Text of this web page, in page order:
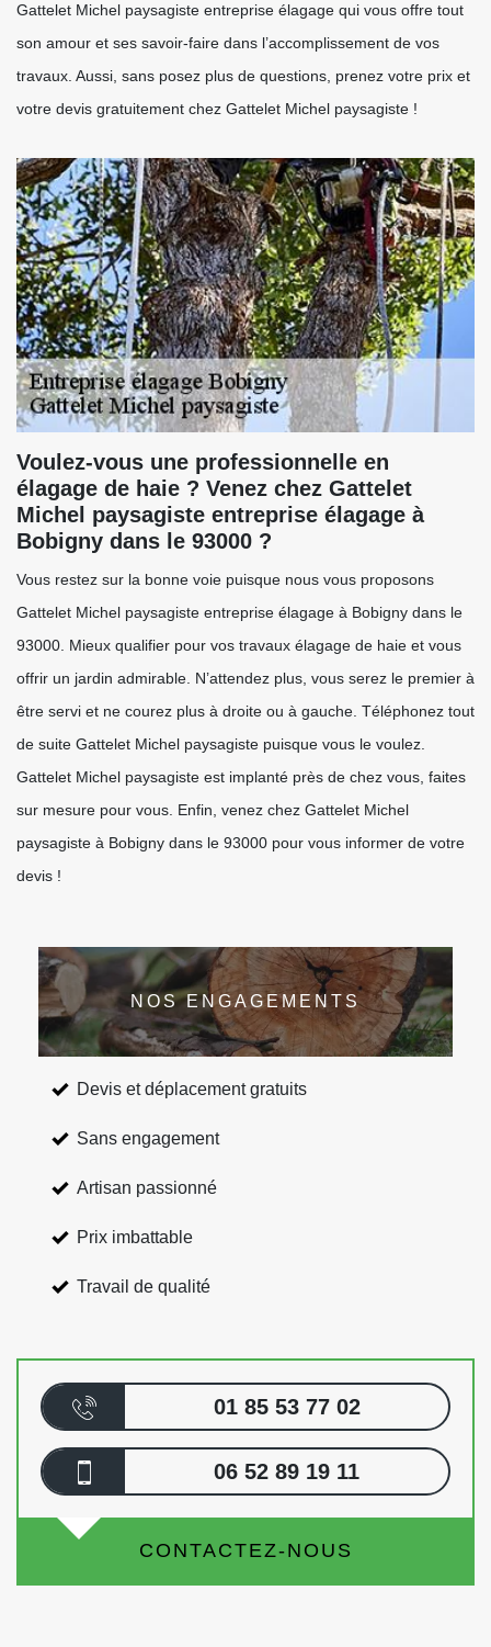
Gattelet Michel paysagiste entreprise élagage qui vous offre tout
son amour et ses savoir-faire dans l’accomplissement de vos
travaux. Aussi, sans posez plus de questions, prenez votre prix et
votre devis gratuitement chez Gattelet Michel paysagiste !
Voulez-vous une professionnelle en
élagage de haie ? Venez chez Gattelet
Michel paysagiste entreprise élagage à
Bobigny dans le 93000 ?
Vous restez sur la bonne voie puisque nous vous proposons
Gattelet Michel paysagiste entreprise élagage à Bobigny dans le
93000. Mieux qualifier pour vos travaux élagage de haie et vous
offrir un jardin admirable. N’attendez plus, vous serez le premier à
être servi et ne courez plus à droite ou à gauche. Téléphonez tout
de suite Gattelet Michel paysagiste puisque vous le voulez.
Gattelet Michel paysagiste est implanté près de chez vous, faites
sur mesure pour vous. Enfin, venez chez Gattelet Michel
paysagiste à Bobigny dans le 93000 pour vous informer de votre
devis !
NOS ENGAGEMENTS
Devis et déplacement gratuits
Sans engagement
Artisan passionné
Prix imbattable
Travail de qualité
01 85 53 77 02
06 52 89 19 11
CONTACTEZ-NOUS